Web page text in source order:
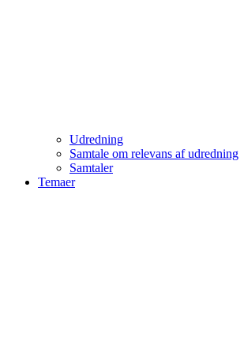
Udredning
Samtale om relevans af udredning
Samtaler
Temaer